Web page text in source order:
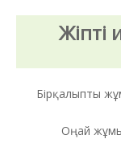
Бірқалыпты
Оңай